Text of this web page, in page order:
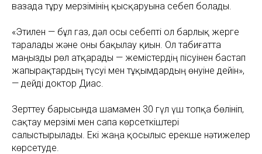
вазада тұру мерзімінің қысқаруына себеп болады.
«Этилен — бұл газ, дәл осы себепті ол барлық жерге
таралады және оны бақылау қиын. Ол табиғатта
маңызды рөл атқарады — жемістердің пісуінен бастап
жапырақтардың түсуі мен тұқымдардың өнуіне дейін»,
— дейді доктор Диас.
Зерттеу барысында шамамен 30 гүл үш топқа бөлініп,
сақтау мерзімі мен сапа көрсеткіштері
салыстырылады. Екі жаңа қосылыс ерекше нәтижелер
көрсетуде.